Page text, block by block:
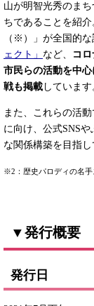
山が明智光秀のま
ちであることを紹
（※）」が全国的
ェクト」 など、
コ
市民らの活動を中
戦も掲載 しています
また、これらの活
に向け、公式SNS
な関係構築を目指し
※2：歴史パロディの名手
▼発行概要
発行日